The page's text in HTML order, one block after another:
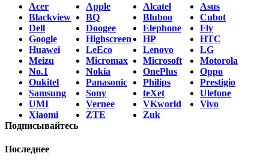
Acer Apple Alcatel
Asus
Blackview
BQ Bluboo
Cubot
Dell
Doogee Elephone
Fly
Google
Highscreen HP
HTC
Huawei
LeEco Lenovo
LG
Meizu
Micromax Microsoft
Motorola
No.1
Nokia OnePlus
Oppo
Oukitel
Panasonic Philips
Prestigio
Samsung
Sony teXet
Ulefone
UMI
Vernee VKworld
Vivo
Xiaomi
ZTE
Zuk
Подписывайтесь
Последнее